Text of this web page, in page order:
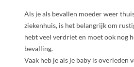
Als je als bevallen moeder weer
ziekenhuis, is het belangrijk om
hebt veel verdriet en moet ook nog
bevalling.
Vaak heb je als je baby is overleden